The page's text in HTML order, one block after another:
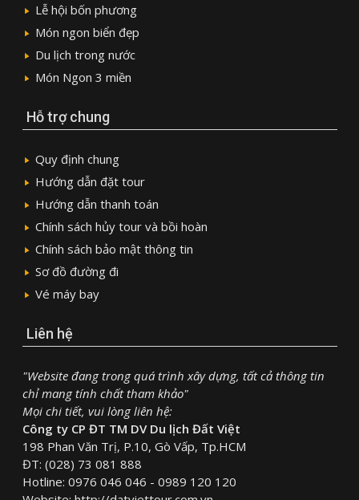
Lễ hội bốn phương
Món ngon biển đẹp
Du lịch trong nước
Món Ngon 3 miền
Hỗ trợ chung
Quy định chung
Hướng dẫn đặt tour
Hướng dẫn thanh toán
Chính sách hủy tour và bồi hoàn
Chính sách bảo mật thông tin
Sơ đồ đường đi
Vé máy bay
Liên hệ
"Website đang trong quá trình xây dựng, tất cả thông tin
chỉ mang tính chất tham khảo"
Mọi chi tiết, vui lòng liên hệ:
Công ty CP ĐT TM DV Du lịch Đất Việt
198 Phan Văn Trị, P.10, Gò Vấp, Tp.HCM
ĐT: (028) 73 081 888
Hotline: 0976 046 046 - 0989 120 120